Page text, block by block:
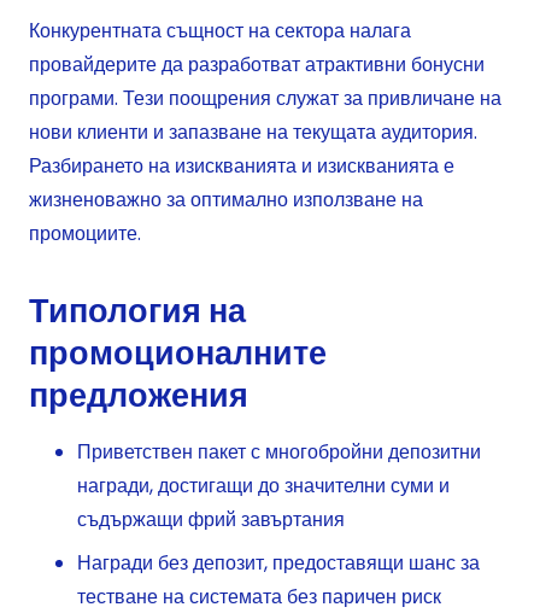
Конкурентната същност на сектора налага
провайдерите да разработват атрактивни бонусни
програми. Тези поощрения служат за привличане на
нови клиенти и запазване на текущата аудитория.
Разбирането на изискванията и изискванията е
жизненоважно за оптимално използване на
промоциите.
Типология на
промоционалните
предложения
Приветствен пакет с многобройни депозитни
награди, достигащи до значителни суми и
съдържащи фрий завъртания
Награди без депозит, предоставящи шанс за
тестване на системата без паричен риск